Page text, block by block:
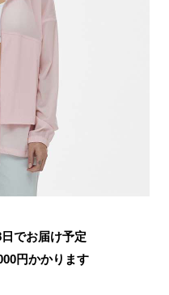
でお届け予定
円かかります